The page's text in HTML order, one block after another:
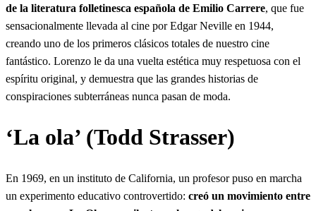
de la literatura folletinesca española de Emilio Carrere, que fue
sensacionalmente llevada al cine por Edgar Neville en 1944,
creando uno de los primeros clásicos totales de nuestro cine
fantástico. Lorenzo le da una vuelta estética muy respetuosa con el
espíritu original, y demuestra que las grandes historias de
conspiraciones subterráneas nunca pasan de moda.
‘La ola’ (Todd Strasser)
En 1969, en un instituto de California, un profesor puso en marcha
un experimento educativo controvertido: creó un movimiento entre